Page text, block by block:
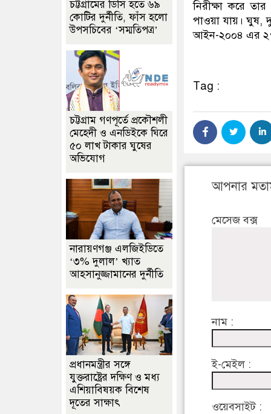
নিরীক্ষা করে
পাওয়া যায়। ঘুষ,
আইন-২০০৪ এর
Tag :
আপনার
মেসেজ বক্স
নাম :
ই-মেইল :
ওয়েবসাইট :
চট্টগ্রামের ডিসি হতে ৬৯
কোটির দুর্নীতি, ফাঁস হলো
উপসচিবের ‘সম্মতিপত্র’
চট্টগ্রাম গণপূর্তে প্রকৌশলী
মেহেদী ও এনডিইকে ঘিরে
৫০ লাখ টাকার ঘুষের
অভিযোগ
নারায়ণগঞ্জ এলজিইডিতে
‘৩% দুলাল’ খ্যাত
আহসানুজ্জামানের দুর্নীতি
প্রধানমন্ত্রীর সঙ্গে
যুক্তরাষ্ট্রের দক্ষিণ ও মধ্য
এশিয়াবিষয়ক বিশেষ
দূতের সাক্ষাৎ